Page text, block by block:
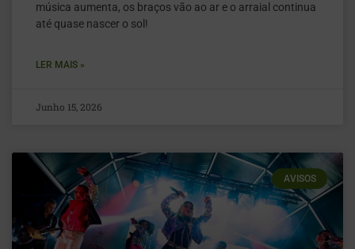
música aumenta, os braços vão ao ar e o arraial continua
até quase nascer o sol!
LER MAIS »
Junho 15, 2026
AVISOS